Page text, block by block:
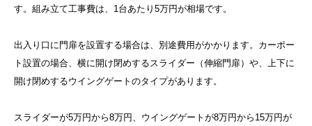
す。組み立て工事費は、1台あたり5万円が相場です。
出入り口に門扉を設置する場合は、別途費用がかかります。カーポー
ト設置の場合、横に開け閉めするスライダー（伸縮門扉）や、上下に
開け閉めするウイングゲートのタイプがあります。
スライダーが5万円から8万円、ウイングゲートが8万円から15万円が